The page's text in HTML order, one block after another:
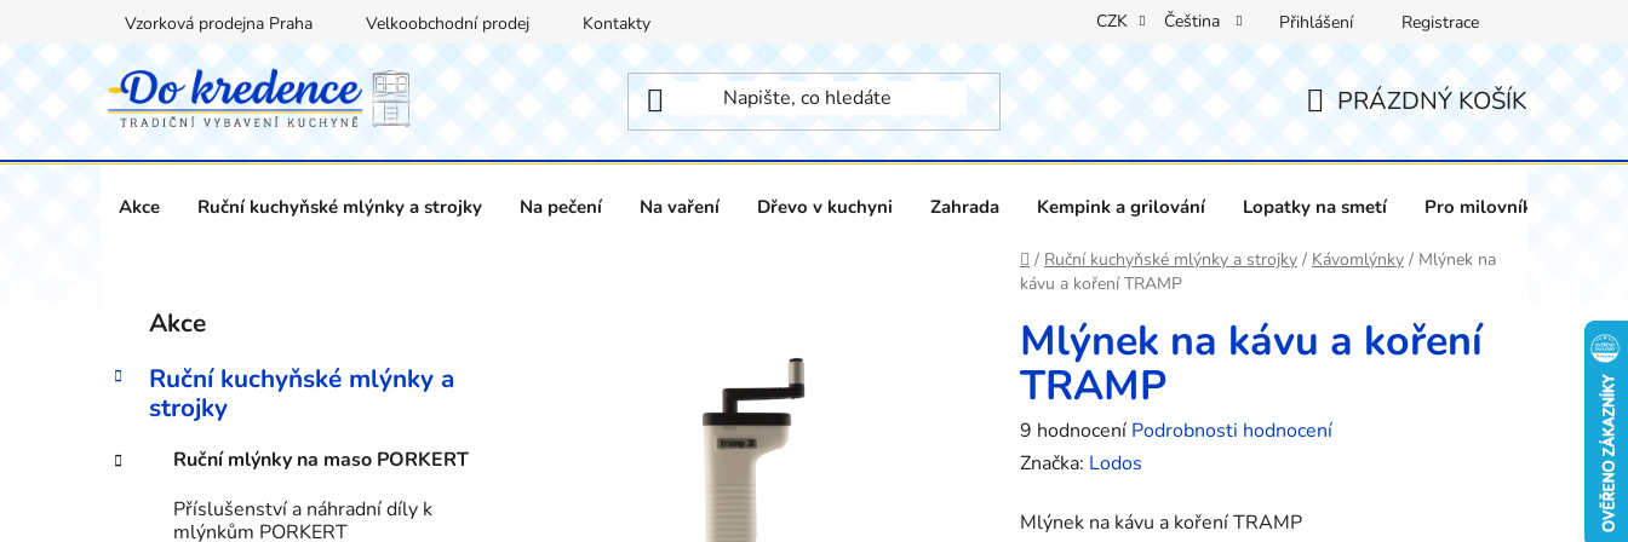
obsah
Vzorková prodejna Praha Velkoobchodní prodej Kontakty CZK Čeština Přihlášení Registrace
NÁKUPNÍ
PRÁZDNÝ KOŠÍK
Akce Ruční kuchyňské mlýnky a strojky Na pečení Na vaření Dřevo v kuchyni Zahrada Kempink a grilování Lopatky na smetí Pro milovníky vína
Domů
/ Ruční kuchyňské mlýnky a strojky / Kávomlýnky / Mlýnek na
kávu a koření TRAMP
s
a
Přeskočit
kategorie
e
r
Akce
Ruční kuchyňské mlýnky a
strojky
Ruční mlýnky na maso PORKERT
Příslušenství a náhradní díly k
mlýnkům PORKERT
Mlýnek na kávu a koření
TRAMP
Průměrné
hodnocení
je
9 hodnocení Podrobnosti hodnocení
Značka: Lodos
Mlýnek na kávu a koření TRAMP